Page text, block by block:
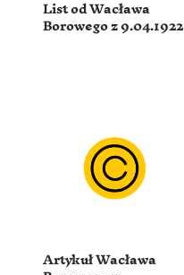
List od Wacława
Borowego z 9.04.1922
Artykuł Wacława